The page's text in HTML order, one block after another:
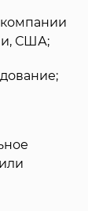
США;